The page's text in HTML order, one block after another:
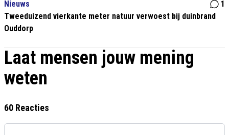
Nieuws
1
Tweeduizend vierkante meter natuur verwoest bij duinbrand
Ouddorp
Laat mensen jouw mening
weten
60 Reacties